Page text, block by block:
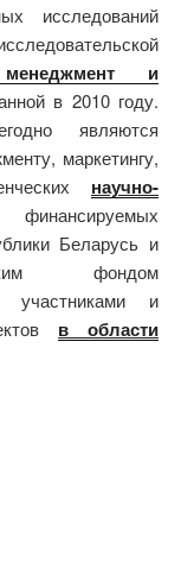
исследований
и
в 2010 году.
являются
маркетингу,
научно-
Беларусь и
фондом
участниками и
в области